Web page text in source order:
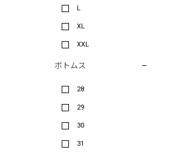
L
XL
XXL
ボトムス
28
29
30
31